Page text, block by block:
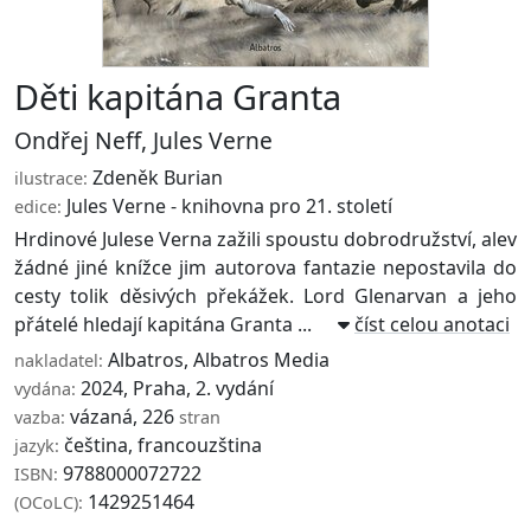
Děti kapitána Granta
Ondřej Neff, Jules Verne
ilustrace: Zdeněk Burian
edice: Jules Verne - knihovna pro 21. století
Hrdinové Julese Verna zažili spoustu dobrodružství, alev
žádné jiné knížce jim autorova fantazie nepostavila do
cesty tolik děsivých překážek. Lord Glenarvan a jeho
přátelé hledají kapitána Granta ...
číst celou anotaci
nakladatel: Albatros, Albatros Media
vydána: 2024, Praha, 2. vydání
vazba: vázaná, 226 stran
jazyk: čeština, francouzština
ISBN: 9788000072722
(OCoLC): 1429251464